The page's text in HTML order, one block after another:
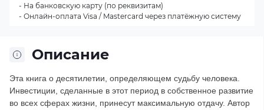
Описание
Эта книга о десятилетии, определяющем судьбу человека.
Инвестиции, сделанные в этот период в собственное развитие
во всех сферах жизни, принесут максимальную отдачу. Автор
- На банковскую карту (по реквизитам)
- Онлайн-оплата Visa / Mastercard через платёжную систему